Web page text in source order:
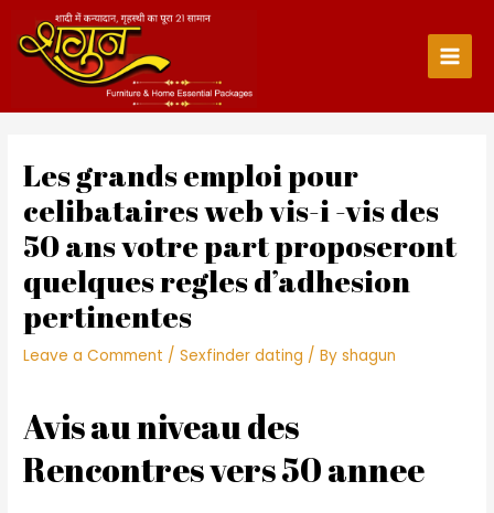
content
Main
Les grands emploi pour
celibataires web vis-i -vis des
50 ans votre part proposeront
quelques regles d’adhesion
pertinentes
Leave a Comment /Sexfinder dating / Byshagun
Avis au niveau des
Rencontres vers 50 annee